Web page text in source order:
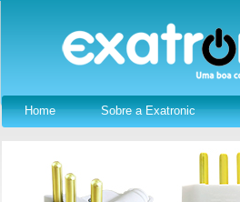
Home Sobre a Exatronic